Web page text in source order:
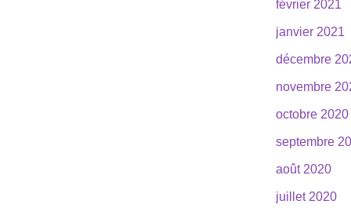
février 2021
janvier 2021
décembre
novembre
octobre 2020
septembre
août 2020
juillet 2020